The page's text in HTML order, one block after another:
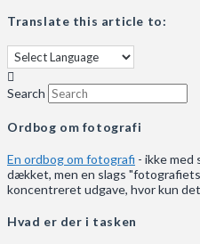
Translate this article to:
Search
Ordbog om fotografi
En ordbog om fotografi - ikke med
dækket, men en slags
koncentreret udgave, hvor kun
Hvad er der i tasken